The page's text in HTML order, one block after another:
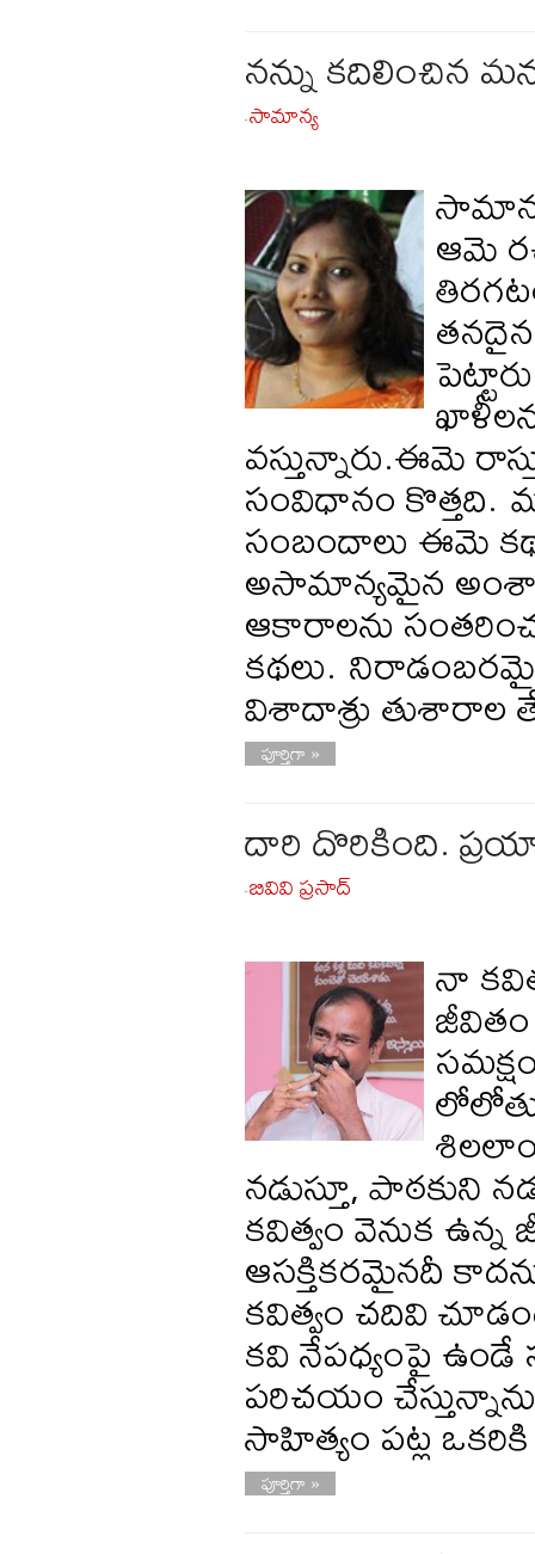
నన్ను కదిలించిన
-సామాన్య
ఆమె
వస్తున్నారు.ఈమె
సంవిధానం కొత్తది.
సంబందాలు ఈమె
అసామాన్యమైన
ఆకారాలను
కథలు.
విశాదాశ్రు
పూర్తిగా »
దారి దొరికింది.
-బివివి ప్రసాద్
నా
నడుస్తూ,
కవిత్వం వెనుక
ఆసక్తికరమైనదీ
కవిత్వం చదివి
కవి నేపధ్యంపై ఉండే
పరిచయం
సాహిత్యం పట్ల
పూర్తిగా »